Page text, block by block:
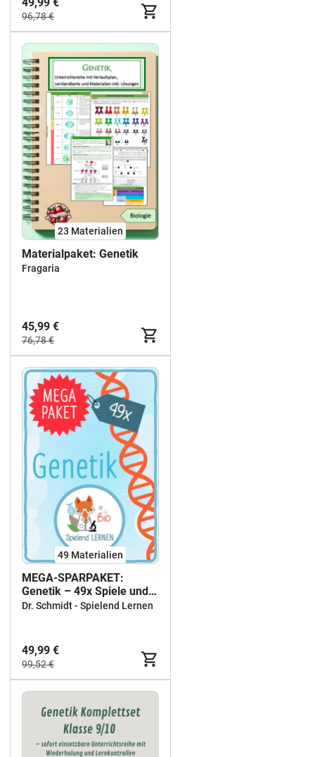
96,78 €
23 Materialien
Materialpaket: Genetik
Fragaria
45,99 €
76,78 €
49 Materialien
MEGA-SPARPAKET:
Genetik – 49x Spiele und
Aktivitäten
Dr. Schmidt - Spielend Lernen
49,99 €
99,52 €